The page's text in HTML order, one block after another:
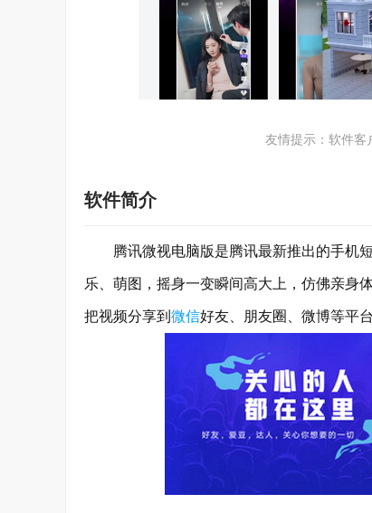
友情提示：软件客
软件简介
腾讯微视电脑版是腾讯最新推出的手机短
乐、萌图，摇身一变瞬间高大上，仿佛亲身
把视频分享到 微信好友、朋友圈、微博等平